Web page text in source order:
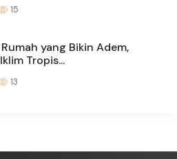
15
yang Bikin Adem,
Tropis...
13